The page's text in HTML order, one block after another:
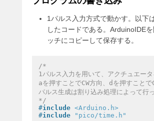
1パルス入力方式で動かす。以下
したコードである。ArduinoIDE
ッチにコピーして保存する。
/*
1パルス入力を用いて、アクチュエー
aを押すことでCW方向、dを押すこと
パルス生成は割り込み処理によって行
*/
#include <Arduino.h>
#include "pico/time.h"